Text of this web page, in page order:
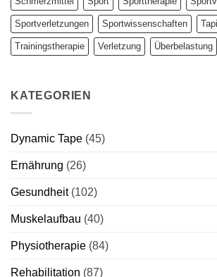
Sportverletzungen Sportwissenschaften
Trainingstherapie Verletzung Überbelastung
KATEGORIEN
Dynamic Tape (45)
Ernährung (26)
Gesundheit(102)
Muskelaufbau (40)
Physiotherapie (84)
Rehabilitation (87)